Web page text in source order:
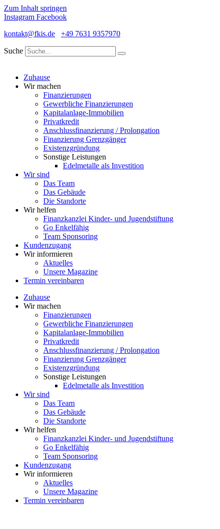
Zum Inhalt springen
Instagram Facebook
kontakt@fkis.de
+49 7631 9357970
Suche
Zuhause
Wir machen
Finanzierungen
Gewerbliche Finanzierungen
Kapitalanlage-Immobilien
Privatkredit
Anschlussfinanzierung / Prolongation
Finanzierung Grenzgänger
Existenzgründung
Sonstige Leistungen
Edelmetalle als Investition
Wir sind
Das Team
Das Gebäude
Die Standorte
Wir helfen
Finanzkanzlei Kinder- und Jugendstiftung
Go Enkelfähig
Team Sponsoring
Kundenzugang
Wir informieren
Aktuelles
Unsere Magazine
Termin vereinbaren
Zuhause
Wir machen
Finanzierungen
Gewerbliche Finanzierungen
Kapitalanlage-Immobilien
Privatkredit
Anschlussfinanzierung / Prolongation
Finanzierung Grenzgänger
Existenzgründung
Sonstige Leistungen
Edelmetalle als Investition
Wir sind
Das Team
Das Gebäude
Die Standorte
Wir helfen
Finanzkanzlei Kinder- und Jugendstiftung
Go Enkelfähig
Team Sponsoring
Kundenzugang
Wir informieren
Aktuelles
Unsere Magazine
Termin vereinbaren